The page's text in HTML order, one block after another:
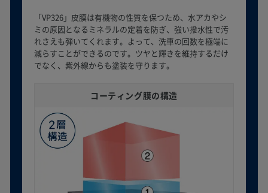
「VP326」皮膜は有機物の性質を保つため、水アカやシ
ミの原因となるミネラルの定着を防ぎ、強い撥水性で汚
れさえも弾いてくれます。よって、洗車の回数を極端に
減らすことができるのです。ツヤと輝きを維持するだけ
でなく、紫外線からも塗装を守ります。
コーティング膜の構造